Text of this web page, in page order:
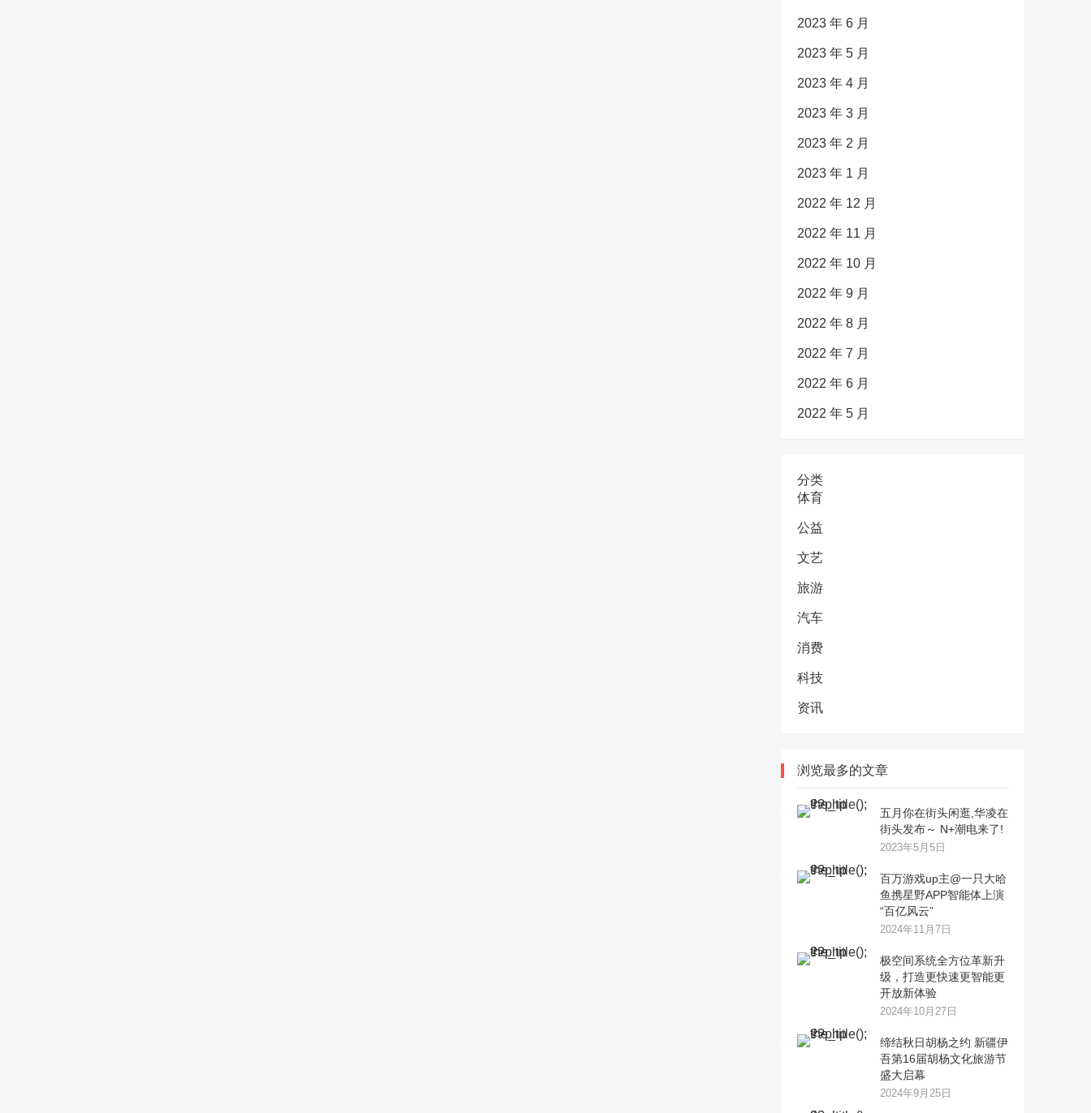
2023 年 6 月
2023 年 5 月
2023 年 4 月
2023 年 3 月
2023 年 2 月
2023 年 1 月
2022 年 12 月
2022 年 11 月
2022 年 10 月
2022 年 9 月
2022 年 8 月
2022 年 7 月
2022 年 6 月
2022 年 5 月
分类
体育
公益
文艺
旅游
汽车
消费
科技
资讯
浏览最多的文章
五月你在街头闲逛,华凌在
街头发布～ N+潮电来了!
2023年5月5日
百万游戏up主@一只大哈
鱼携星野APP智能体上演
“百亿风云”
2024年11月7日
极空间系统全方位革新升
级，打造更快速更智能更
开放新体验
2024年10月27日
缔结秋日胡杨之约 新疆伊
吾第16届胡杨文化旅游节
盛大启幕
2024年9月25日